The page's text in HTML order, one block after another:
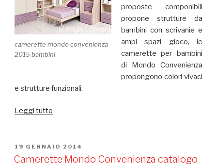
camerette mondo convenienza
2015 bambini
proposte componibili
propone strutture da
bambini con scrivanie e
ampi spazi gioco, le
camerette per bambini
di Mondo Convenienza
propongono colori vivaci
e strutture funzionali.
Leggi tutto
2015
per
PUBBLICATO
IL
19 GENNAIO 2014
Camerette Mondo Convenienza catalogo